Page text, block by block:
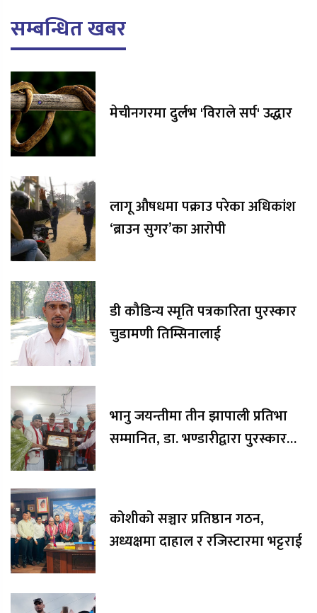
सम्बन्धित खबर
मेचीनगरमा दुर्लभ 'विराले सर्प' उद्धार
लागू औषधमा पक्राउ परेका अधिकांश
‘ब्राउन सुगर’का आरोपी
डी कौडिन्य स्मृति पत्रकारिता पुरस्कार
चुडामणी तिम्सिनालाई
भानु जयन्तीमा तीन झापाली प्रतिभा
सम्मानित, डा. भण्डारीद्वारा पुरस्कार
कोशीको सञ्चार प्रतिष्ठान गठन,
अध्यक्षमा दाहाल र रजिस्टारमा भट्टराई